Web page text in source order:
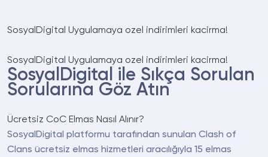
SosyalDigital Uygulamaya ozel indirimleri kacirma!
SosyalDigital Uygulamaya ozel indirimleri kacirma!
SosyalDigital ile Sıkça Sorulan
Sorularına Göz Atın
Ücretsiz CoC Elmas Nasıl Alınır?
SosyalDigital platformu tarafından sunulan Clash of
Clans ücretsiz elmas hizmetleri aracılığıyla 15 elmas